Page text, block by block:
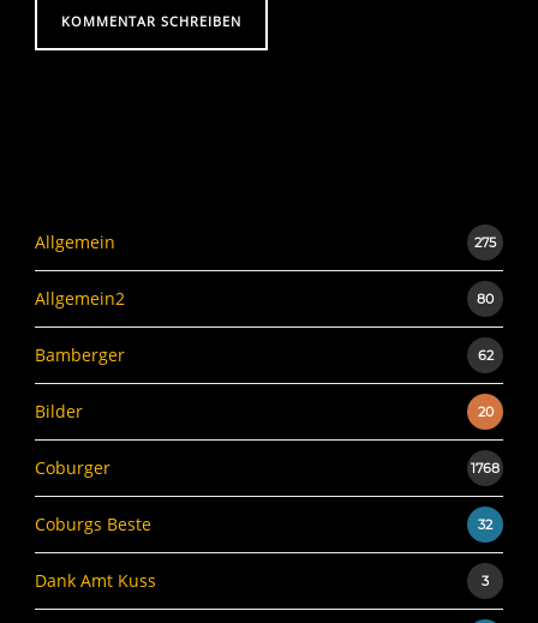
Allgemein 275
Allgemein2 80
Bamberger 62
Bilder 20
Coburger 1768
Coburgs Beste 32
Dank Amt Kuss 3